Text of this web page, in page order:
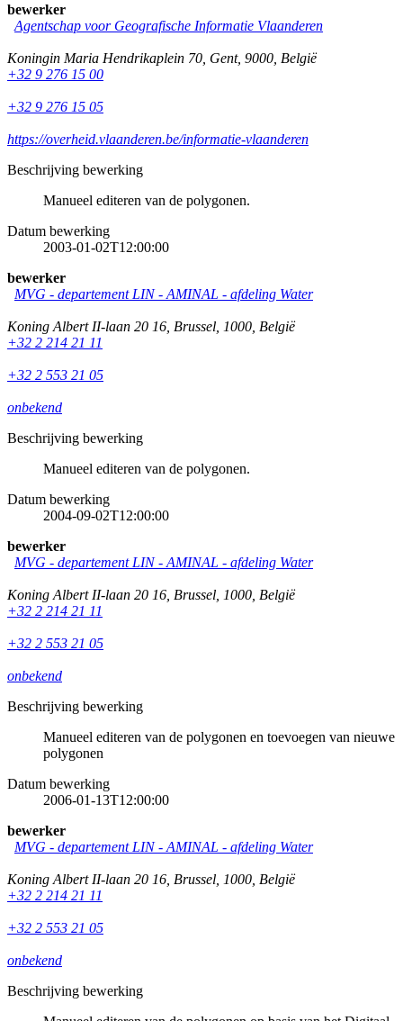
bewerker
Agentschap voor Geografische Informatie Vlaanderen
Koningin Maria Hendrikaplein 70 Gent, 9000 België
+32 9 276 15 00
+32 9 276 15 05
https://overheid.vlaanderen.be/informatie-vlaanderen
Beschrijving bewerking
Manueel editeren van de polygonen.
Datum bewerking
2003-01-02T12:00:00
bewerker
MVG - departement LIN - AMINAL - afdeling Water
Koning Albert II-laan 20 16 Brussel 1000 België
+32 2 214 21 11
+32 2 553 21 05
onbekend
Beschrijving bewerking
Manueel editeren van de polygonen.
Datum bewerking
2004-09-02T12:00:00
bewerker
MVG - departement LIN - AMINAL - afdeling Water
Koning Albert II-laan 20 16 Brussel 1000 België
+32 2 214 21 11
+32 2 553 21 05
onbekend
Beschrijving bewerking
Manueel editeren van de polygonen en toevoegen van nieuwe
polygonen
Datum bewerking
2006-01-13T12:00:00
bewerker
MVG - departement LIN - AMINAL - afdeling Water
Koning Albert II-laan 20 16 Brussel 1000 België
+32 2 214 21 11
+32 2 553 21 05
onbekend
Beschrijving bewerking